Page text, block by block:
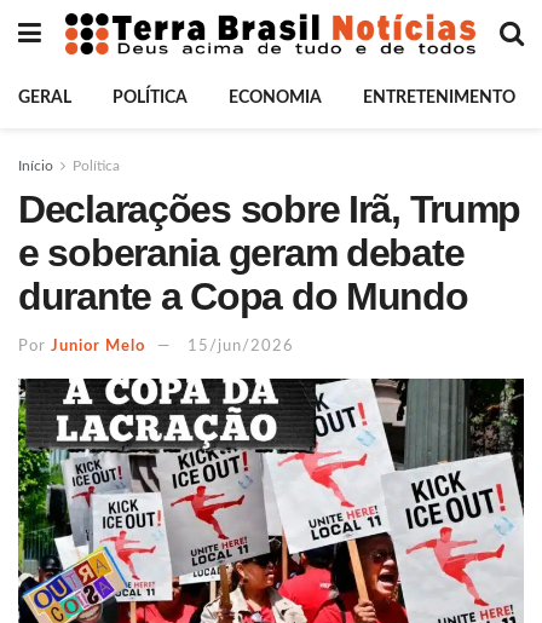
GERAL POLÍTICA ECONOMIA ENTRETENIMENTO
Início Política
Declarações sobre Irã, Trump
e soberania geram debate
durante a Copa do Mundo
Por Junior Melo 15/jun/2026